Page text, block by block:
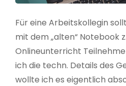
Für eine Arbeitskollegin
mit dem „alten“ Notebook
Onlineunterricht
ich die techn. Details des
wollte ich es eigentlich